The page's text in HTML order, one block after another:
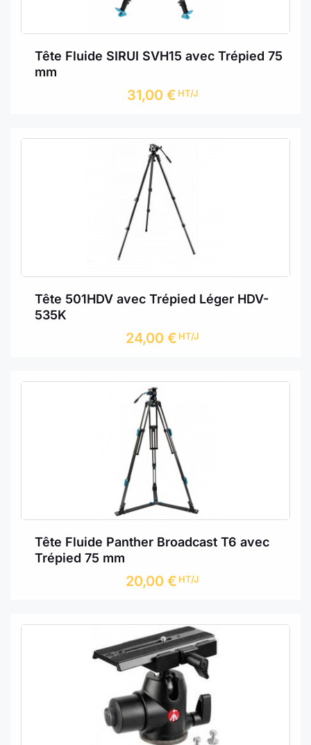
Tête Fluide SIRUI SVH15 avec Trépied 75
mm
31,00 € HT/J
Tête 501HDV avec Trépied Léger HDV-
535K
24,00 € HT/J
Tête Fluide Panther Broadcast T6 avec
Trépied 75 mm
20,00 € HT/J